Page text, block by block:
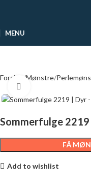
MENU
Forside Mønstre
Sommerfulge
FÅ
Add to wishlist